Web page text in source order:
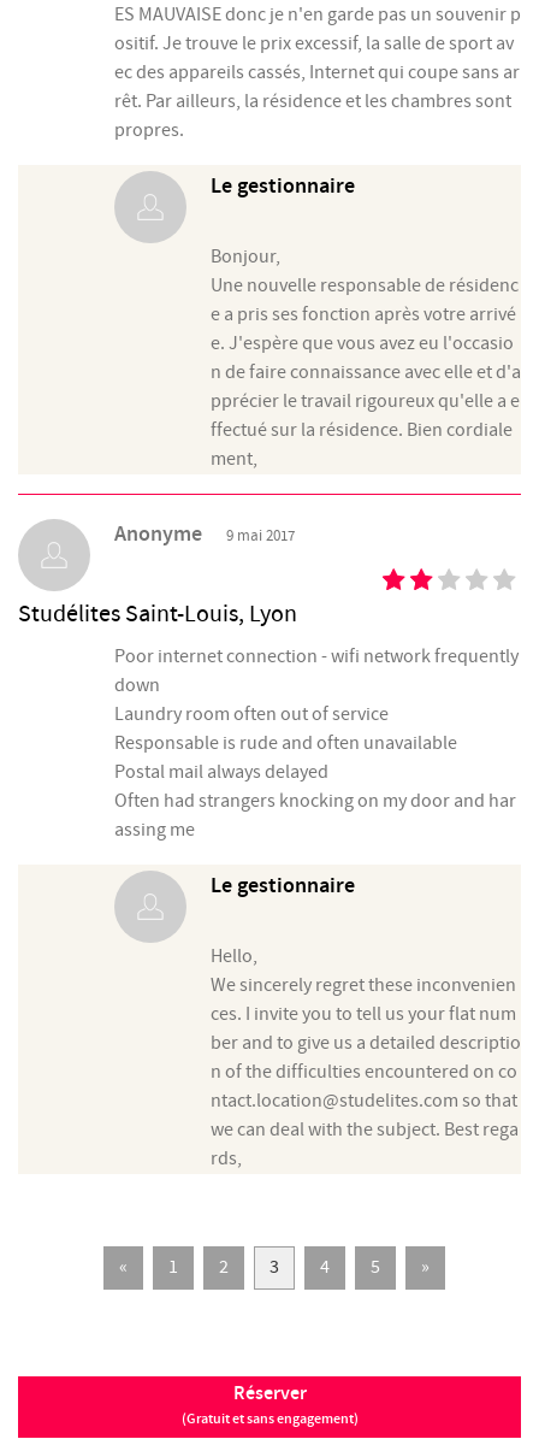
ES MAUVAISE donc je n'en garde pas un souvenir p
ositif. Je trouve le prix excessif, la salle de sport av
ec des appareils cassés, Internet qui coupe sans ar
rêt. Par ailleurs, la résidence et les chambres sont
propres.
Le gestionnaire
Bonjour,
Une nouvelle responsable de résidenc
e a pris ses fonction après votre arrivé
e. J'espère que vous avez eu l'occasio
n de faire connaissance avec elle et d'a
pprécier le travail rigoureux qu'elle a e
ffectué sur la résidence. Bien cordiale
ment,
Anonyme 9 mai 2017
Studélites Saint-Louis, Lyon
Poor internet connection - wifi network frequently
down
Laundry room often out of service
Responsable is rude and often unavailable
Postal mail always delayed
Often had strangers knocking on my door and har
assing me
Le gestionnaire
Hello,
We sincerely regret these inconvenien
ces. I invite you to tell us your flat num
ber and to give us a detailed descriptio
n of the difficulties encountered on co
ntact.location@studelites.com so that
we can deal with the subject. Best rega
rds,
« Précédent
1 2 3 4 5 »
Réserver
(Gratuit et sans engagement)